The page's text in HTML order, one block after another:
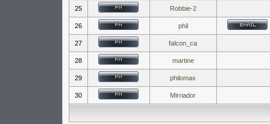
25 Robbie-2
26 phil
27 falcon_ca
28 martine
29 philomax
30 Mirriador